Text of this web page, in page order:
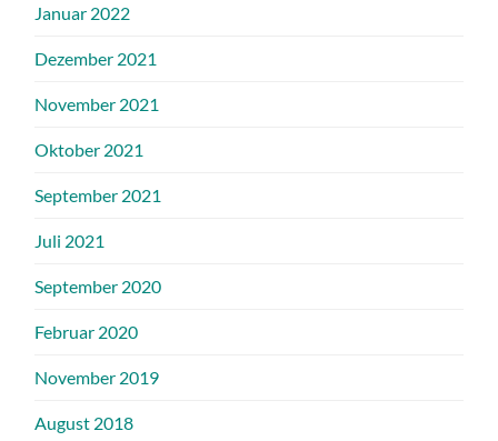
Januar 2022
Dezember 2021
November 2021
Oktober 2021
September 2021
Juli 2021
September 2020
Februar 2020
November 2019
August 2018